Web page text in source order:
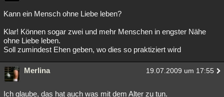
Kann ein Mensch ohne Liebe leben?
Klar! Können sogar zwei und mehr Menschen in engster Nähe
ohne Liebe leben.
Soll zumindest Ehen geben, wo dies so praktiziert wird
Merlina 19.07.2009 um 17:55
Ich glaube, das hat auch was mit dem Alter zu tun.